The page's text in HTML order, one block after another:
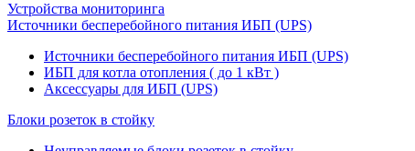
Устройства мониторинга
Источники бесперебойного питания ИБП (UPS)
Источники бесперебойного питания ИБП (UPS)
ИБП для котла отопления ( до 1 кВт )
Аксессуары для ИБП (UPS)
Блоки розеток в стойку